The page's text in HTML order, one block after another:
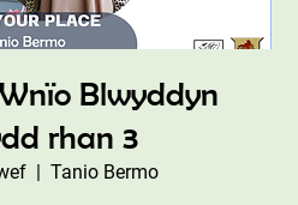
Blwyddyn
rhan 3
  |
Tanio Bermo